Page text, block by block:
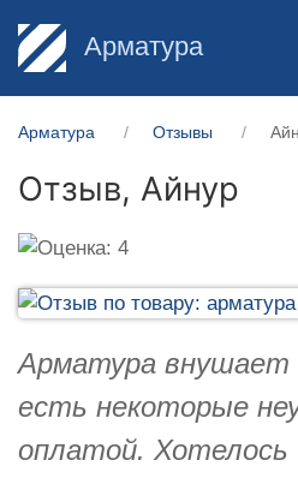
Арматура
Арматура Отзывы
Отзыв, Айнур
Арматура внушает
есть некоторые
оплатой.